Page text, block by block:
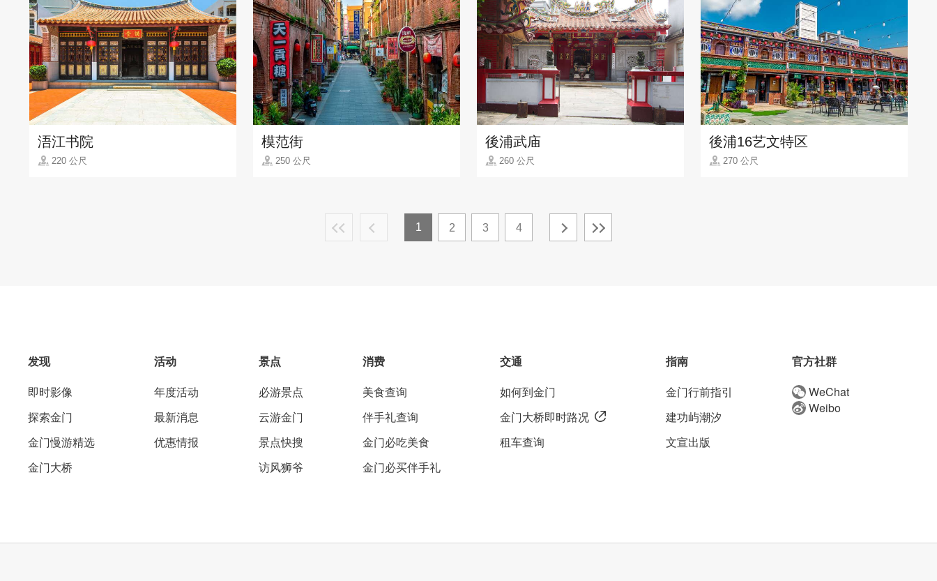
浯江书院
220 公尺
模范街
250 公尺
後浦武庙
260 公尺
後浦16艺文特区
270 公尺
1 2 3 4
发现
即时影像
探索金门
金门慢游精选
金门大桥
活动
年度活动
最新消息
优惠情报
景点
必游景点
云游金门
景点快搜
访风狮爷
消费
美食查询
伴手礼查询
金门必吃美食
金门必买伴手礼
交通
如何到金门
金门大桥即时路况
租车查询
指南
金门行前指引
建功屿潮汐
文宣出版
官方社群
WeChat
Weibo